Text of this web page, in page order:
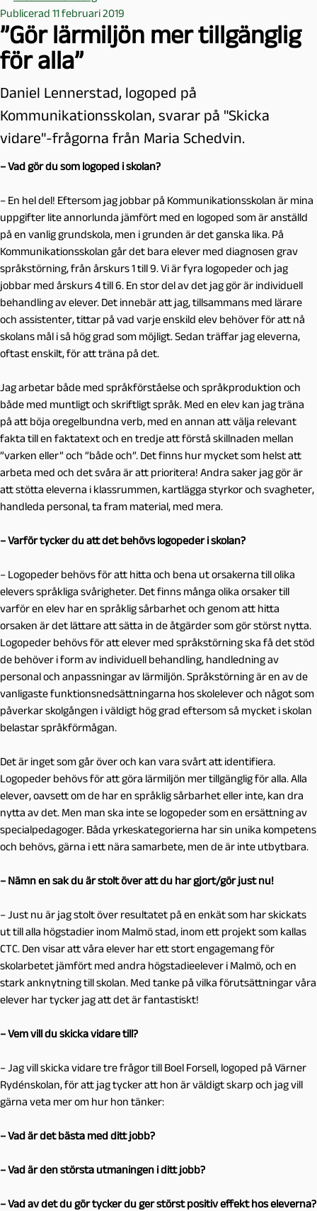
Publicerad 11 februari 2019
”Gör lärmiljön mer tillgänglig
för alla”
Daniel Lennerstad, logoped på
Kommunikationsskolan, svarar på "Skicka
vidare"-frågorna från Maria Schedvin.
– Vad gör du som logoped i skolan?
– En hel del! Eftersom jag jobbar på Kommunikationsskolan är mina
uppgifter lite annorlunda jämfört med en logoped som är anställd
på en vanlig grundskola, men i grunden är det ganska lika. På
Kommunikationsskolan går det bara elever med diagnosen grav
språkstörning, från årskurs 1 till 9. Vi är fyra logopeder och jag
jobbar med årskurs 4 till 6. En stor del av det jag gör är individuell
behandling av elever. Det innebär att jag, tillsammans med lärare
och assistenter, tittar på vad varje enskild elev behöver för att nå
skolans mål i så hög grad som möjligt. Sedan träffar jag eleverna,
oftast enskilt, för att träna på det.
Jag arbetar både med språkförståelse och språkproduktion och
både med muntligt och skriftligt språk. Med en elev kan jag träna
på att böja oregelbundna verb, med en annan att välja relevant
fakta till en faktatext och en tredje att förstå skillnaden mellan
”varken eller” och ”både och”. Det finns hur mycket som helst att
arbeta med och det svåra är att prioritera! Andra saker jag gör är
att stötta eleverna i klassrummen, kartlägga styrkor och svagheter,
handleda personal, ta fram material, med mera.
– Varför tycker du att det behövs logopeder i skolan?
– Logopeder behövs för att hitta och bena ut orsakerna till olika
elevers språkliga svårigheter. Det finns många olika orsaker till
varför en elev har en språklig sårbarhet och genom att hitta
orsaken är det lättare att sätta in de åtgärder som gör störst nytta.
Logopeder behövs för att elever med språkstörning ska få det stöd
de behöver i form av individuell behandling, handledning av
personal och anpassningar av lärmiljön. Språkstörning är en av de
vanligaste funktionsnedsättningarna hos skolelever och något som
påverkar skolgången i väldigt hög grad eftersom så mycket i skolan
belastar språkförmågan.
Det är inget som går över och kan vara svårt att identifiera.
Logopeder behövs för att göra lärmiljön mer tillgänglig för alla. Alla
elever, oavsett om de har en språklig sårbarhet eller inte, kan dra
nytta av det. Men man ska inte se logopeder som en ersättning av
specialpedagoger. Båda yrkeskategorierna har sin unika kompetens
och behövs, gärna i ett nära samarbete, men de är inte utbytbara.
– Nämn en sak du är stolt över att du har gjort/gör just nu!
– Just nu är jag stolt över resultatet på en enkät som har skickats
ut till alla högstadier inom Malmö stad, inom ett projekt som kallas
CTC. Den visar att våra elever har ett stort engagemang för
skolarbetet jämfört med andra högstadieelever i Malmö, och en
stark anknytning till skolan. Med tanke på vilka förutsättningar våra
elever har tycker jag att det är fantastiskt!
– Vem vill du skicka vidare till?
– Jag vill skicka vidare tre frågor till Boel Forsell, logoped på Värner
Rydénskolan, för att jag tycker att hon är väldigt skarp och jag vill
gärna veta mer om hur hon tänker:
– Vad är det bästa med ditt jobb?
– Vad är den största utmaningen i ditt jobb?
– Vad av det du gör tycker du ger störst positiv effekt hos eleverna?